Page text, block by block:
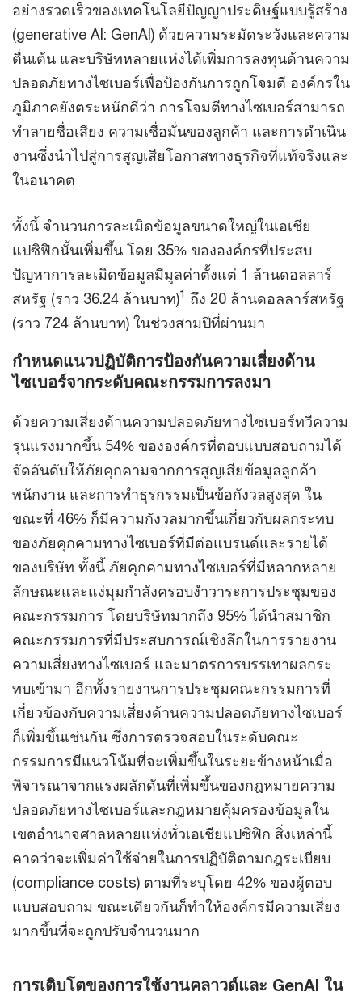
อย่างรวดเร็วของเทคโนโลยีปัญญาประดิษฐ์แบบรู้สร้าง
(generative AI: GenAI) ด้วยความระมัดระวังและความ
ตื่นเต้น และบริษัทหลายแห่งได้เพิ่มการลงทุนด้านความ
ปลอดภัยทางไซเบอร์เพื่อป้องกันการถูกโจมตี องค์กรใน
ภูมิภาคยังตระหนักดีว่า การโจมตีทางไซเบอร์สามารถ
ทำลายชื่อเสียง ความเชื่อมั่นของลูกค้า และการดำเนิน
งานซึ่งนำไปสู่การสูญเสียโอกาสทางธุรกิจที่แท้จริงและ
ในอนาคต
ทั้งนี้ จำนวนการละเมิดข้อมูลขนาดใหญ่ในเอเชีย
แปซิฟิกนั้นเพิ่มขึ้น โดย 35% ขององค์กรที่ประสบ
ปัญหาการละเมิดข้อมูลมีมูลค่าตั้งแต่ 1 ล้านดอลลาร์
สหรัฐ (ราว 36.24 ล้านบาท)1 ถึง 20 ล้านดอลลาร์สหรัฐ
(ราว 724 ล้านบาท) ในช่วงสามปีที่ผ่านมา
กำหนดแนวปฏิบัติการป้องกันความเสี่ยงด้าน
ไซเบอร์จากระดับคณะกรรมการลงมา
ด้วยความเสี่ยงด้านความปลอดภัยทางไซเบอร์ทวีความ
รุนแรงมากขึ้น 54% ขององค์กรที่ตอบแบบสอบถามได้
จัดอันดับให้ภัยคุกคามจากการสูญเสียข้อมูลลูกค้า
พนักงาน และการทำธุรกรรมเป็นข้อกังวลสูงสุด ใน
ขณะที่ 46% ก็มีความกังวลมากขึ้นเกี่ยวกับผลกระทบ
ของภัยคุกคามทางไซเบอร์ที่มีต่อแบรนด์และรายได้
ของบริษัท ทั้งนี้ ภัยคุกคามทางไซเบอร์ที่มีหลากหลาย
ลักษณะและแง่มุมกำลังครอบงำวาระการประชุมของ
คณะกรรมการ โดยบริษัทมากถึง 95% ได้นำสมาชิก
คณะกรรมการที่มีประสบการณ์เชิงลึกในการรายงาน
ความเสี่ยงทางไซเบอร์ และมาตรการบรรเทาผลกระ
ทบเข้ามา อีกทั้งรายงานการประชุมคณะกรรมการที่
เกี่ยวข้องกับความเสี่ยงด้านความปลอดภัยทางไซเบอร์
ก็เพิ่มขึ้นเช่นกัน ซึ่งการตรวจสอบในระดับคณะ
กรรมการมีแนวโน้มที่จะเพิ่มขึ้นในระยะข้างหน้าเมื่อ
พิจารณาจากแรงผลักดันที่เพิ่มขึ้นของกฎหมายความ
ปลอดภัยทางไซเบอร์และกฎหมายคุ้มครองข้อมูลใน
เขตอำนาจศาลหลายแห่งทั่วเอเชียแปซิฟิก สิ่งเหล่านี้
คาดว่าจะเพิ่มค่าใช้จ่ายในการปฏิบัติตามกฎระเบียบ
(compliance costs) ตามที่ระบุโดย 42% ของผู้ตอบ
แบบสอบถาม ขณะเดียวกันก็ทำให้องค์กรมีความเสี่ยง
มากขึ้นที่จะถูกปรับจำนวนมาก
การเติบโตของการใช้งานคลาวด์และ GenAI ใน